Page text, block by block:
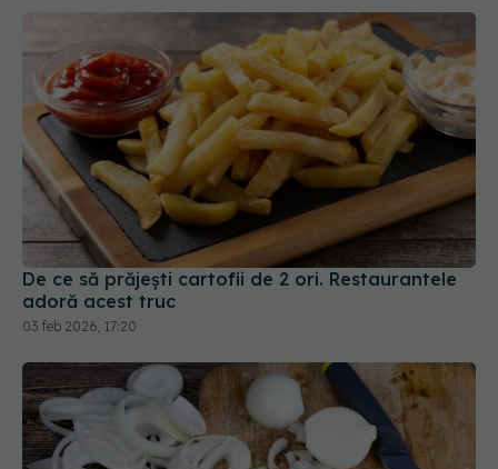
De ce să prăjești cartofii de 2 ori. Restaurantele
adoră acest truc
03 feb 2026, 17:20